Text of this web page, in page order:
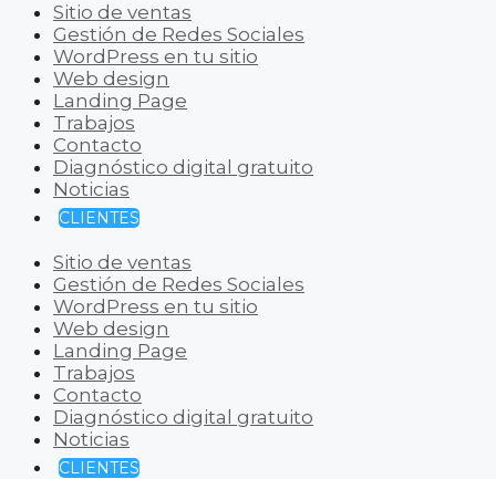
Sitio de ventas
Gestión de Redes Sociales
WordPress en tu sitio
Web design
Landing Page
Trabajos
Contacto
Diagnóstico digital gratuito
Noticias
CLIENTES
Sitio de ventas
Gestión de Redes Sociales
WordPress en tu sitio
Web design
Landing Page
Trabajos
Contacto
Diagnóstico digital gratuito
Noticias
CLIENTES